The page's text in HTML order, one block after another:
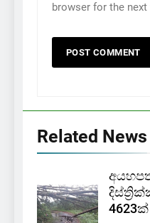
browser for the
Related News